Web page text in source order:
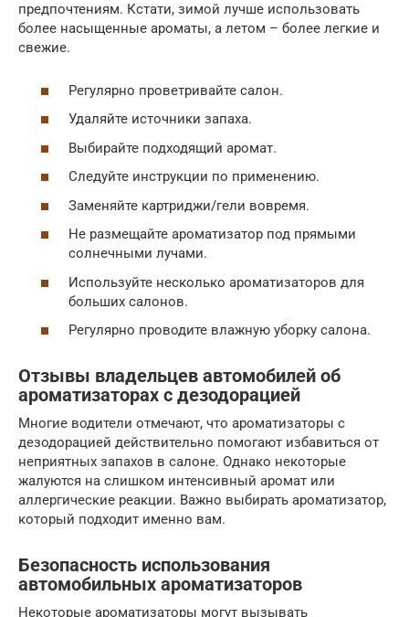
предпочтениям. Кстати, зимой лучше использовать
более насыщенные ароматы, а летом – более легкие и
свежие.
Регулярно проветривайте салон.
Удаляйте источники запаха.
Выбирайте подходящий аромат.
Следуйте инструкции по применению.
Заменяйте картриджи/гели вовремя.
Не размещайте ароматизатор под прямыми
солнечными лучами.
Используйте несколько ароматизаторов для
больших салонов.
Регулярно проводите влажную уборку салона.
Отзывы владельцев автомобилей об
ароматизаторах с дезодорацией
Многие водители отмечают, что ароматизаторы с
дезодорацией действительно помогают избавиться от
неприятных запахов в салоне. Однако некоторые
жалуются на слишком интенсивный аромат или
аллергические реакции. Важно выбирать ароматизатор,
который подходит именно вам.
Безопасность использования
автомобильных ароматизаторов
Некоторые ароматизаторы могут вызывать